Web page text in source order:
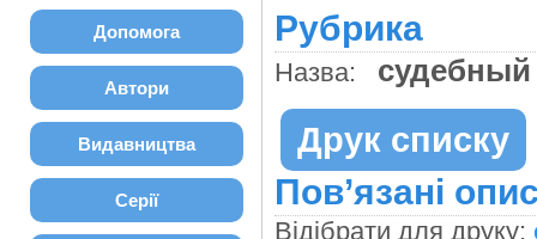
Допомога
Автори
Видавництва
Серії
Рубрика
Назва:
Друк списку
Пов’язані
Відібрати для друку: